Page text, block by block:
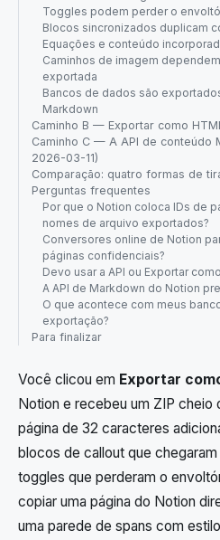
Toggles podem perder o
Blocos sincronizados duplicam
Equações e conteúdo
Caminhos de imagem
exportada
Bancos de dados são
Markdown
Caminho B — Exportar como
Caminho C — A API de conteúdo
2026-03-11)
Comparação: quatro formas de
Perguntas frequentes
Por que o Notion coloca IDs de
nomes de arquivo exportados?
Conversores online de Notion
páginas confidenciais?
Devo usar a API ou Exportar
A API de Markdown do Notion
O que acontece com meus
exportação?
Para finalizar
Você clicou em Exportar
Notion e recebeu um ZIP cheio
página de 32 caracteres
blocos de callout que
toggles que perderam o
copiar uma página do Notion
uma parede de spans com